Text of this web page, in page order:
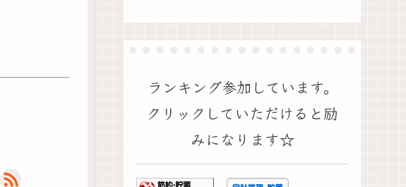
ランキング参加しています。
クリックしていただけると励
みになります☆